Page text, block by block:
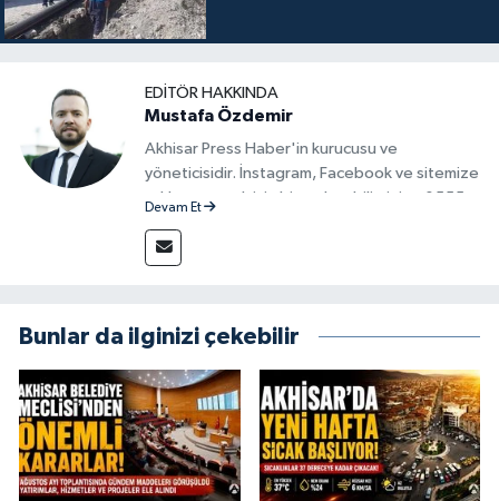
EDITÖR HAKKINDA
Mustafa Özdemir
Akhisar Press Haber'in kurucusu ve
yöneticisidir. İnstagram, Facebook ve sitemize
reklam vermek için bize ulaşabilirsiniz - 0555
Devam Et
Bunlar da ilginizi çekebilir